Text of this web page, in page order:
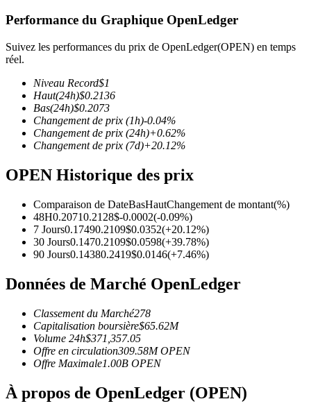
TradFi
Produits dérivés sur actions, forex, métaux précieux et matières
premières
Futures USDC
Futures utilisant l'USDC comme garantie
Performance du Graphique OpenLedger
Suivez les performances du prix de OpenLedger(OPEN) en temps
réel.
Niveau Record$1
Haut(24h)$0.2136
Bas(24h)$0.2073
Changement de prix (1h)-0.04%
Changement de prix (24h)+0.62%
Changement de prix (7d)+20.12%
OPEN Historique des prix
Comparaison de DateBasHautChangement de montant(%)
48H0.20710.2128$-0.0002(-0.09%)
7 Jours0.17490.2109$0.0352(+20.12%)
30 Jours0.1470.2109$0.0598(+39.78%)
90 Jours0.14380.2419$0.0146(+7.46%)
Données de Marché OpenLedger
Classement du Marché278
Capitalisation boursière$65.62M
Volume 24h$371,357.05
Offre en circulation309.58M OPEN
Offre Maximale1.00B OPEN
À propos de OpenLedger (OPEN)